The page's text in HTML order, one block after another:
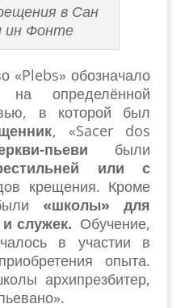
в Сан
ин Фонте
«Plebs» обозначало
определённой
в которой был
, «Sacer dos
пьеви были
или с
крещения. Кроме
«школы» для
служек. Обучение,
в участии в
опыта.
архипрезбитер,